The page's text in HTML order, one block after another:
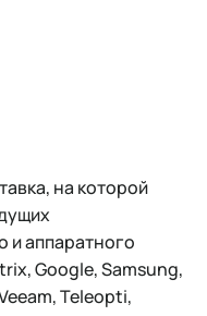
на которой
и аппаратного
Google, Samsung,
Teleopti,